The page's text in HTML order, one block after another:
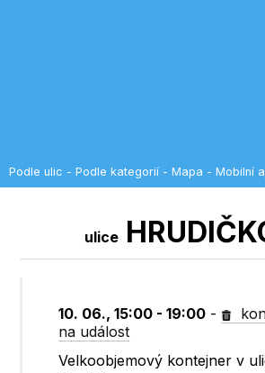
Podle ulic - Podle kategorií - Mapa - Mobilní
ulice
10. 06., 15:00 - 19:00 -
na událost
Velkoobjemový kontejner v